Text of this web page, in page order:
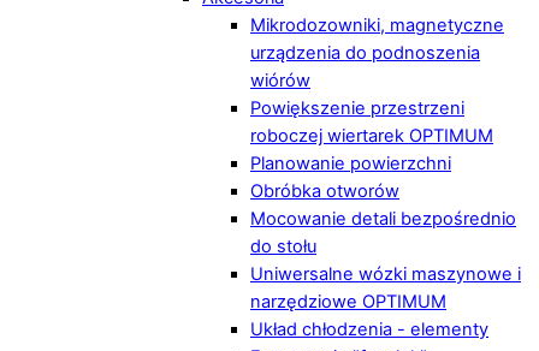
Mikrodozowniki, magnetyczne
urządzenia do podnoszenia
wiórów
Powiększenie przestrzeni
roboczej wiertarek OPTIMUM
Planowanie powierzchni
Obróbka otworów
Mocowanie detali bezpośrednio
do stołu
Uniwersalne wózki maszynowe i
narzędziowe OPTIMUM
Układ chłodzenia - elementy